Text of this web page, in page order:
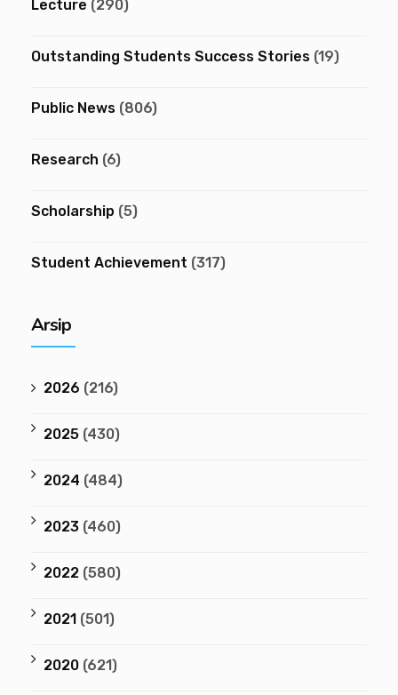
Lecture (290)
Outstanding Students Success Stories (19)
Public News (806)
Research (6)
Scholarship (5)
Student Achievement (317)
Arsip
2026 (216)
2025 (430)
2024 (484)
2023 (460)
2022 (580)
2021 (501)
2020 (621)